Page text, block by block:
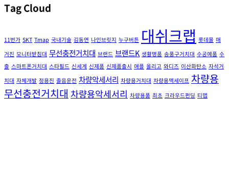
Tag Cloud
11번가 SKT Tmap 국내기술 김동연 나인브릿지 누구버튼 대쉬크랩 롯데몰 매
거진 모니터받침대 무선충전거치대 브랜드 브랜드K 생활명품 송풍구거치대 수공예품 수
출 스마트폰거치대 스타필드 신세계 신제품 신제품출시 애플 올리고 와디즈 이산화탄소 자석거
치대 자체개발 정용진 졸음운전 차량악세서리 차량용거치대 차량용맥세이프 차량용
무선충전거치대 차량용악세서리 차량용품 최초 크라우드펀딩 티맵